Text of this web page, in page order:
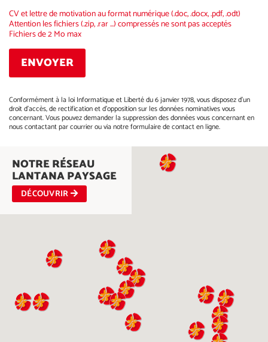
CV et lettre de motivation au format numérique (.doc, .docx, .pdf, .odt)
Attention les fichiers (.zip, .rar ...) compressés ne sont pas acceptés
Fichiers de 2 Mo max
Conformément à la loi Informatique et Liberté du 6 janvier 1978, vous disposez d'un
droit d'accès, de rectification et d'opposition sur les données nominatives vous
concernant. Vous pouvez demander la suppression des données vous concernant en
nous contactant par courrier ou via notre formulaire de contact en ligne.
NOTRE RÉSEAU
LANTANA PAYSAGE
DÉCOUVRIR